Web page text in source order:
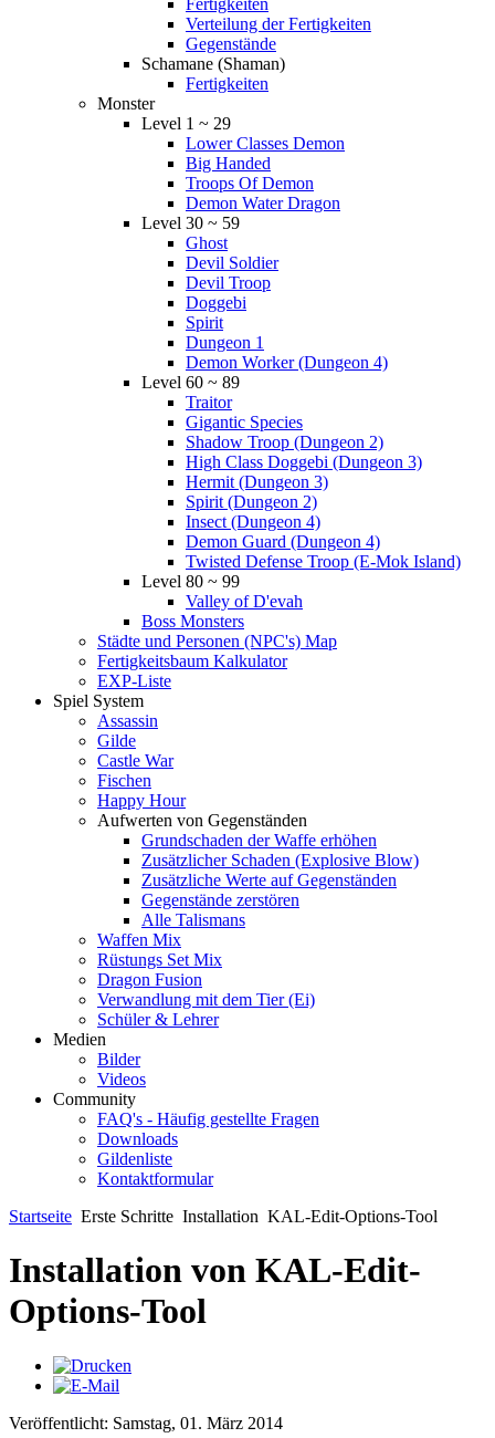
Fertigkeiten
Verteilung der Fertigkeiten
Gegenstände
Schamane (Shaman)
Fertigkeiten
Monster
Level 1 ~ 29
Lower Classes Demon
Big Handed
Troops Of Demon
Demon Water Dragon
Level 30 ~ 59
Ghost
Devil Soldier
Devil Troop
Doggebi
Spirit
Dungeon 1
Demon Worker (Dungeon 4)
Level 60 ~ 89
Traitor
Gigantic Species
Shadow Troop (Dungeon 2)
High Class Doggebi (Dungeon 3)
Hermit (Dungeon 3)
Spirit (Dungeon 2)
Insect (Dungeon 4)
Demon Guard (Dungeon 4)
Twisted Defense Troop (E-Mok Island)
Level 80 ~ 99
Valley of D'evah
Boss Monsters
Städte und Personen (NPC's) Map
Fertigkeitsbaum Kalkulator
EXP-Liste
Spiel System
Assassin
Gilde
Castle War
Fischen
Happy Hour
Aufwerten von Gegenständen
Grundschaden der Waffe erhöhen
Zusätzlicher Schaden (Explosive Blow)
Zusätzliche Werte auf Gegenständen
Gegenstände zerstören
Alle Talismans
Waffen Mix
Rüstungs Set Mix
Dragon Fusion
Verwandlung mit dem Tier (Ei)
Schüler & Lehrer
Medien
Bilder
Videos
Community
FAQ's - Häufig gestellte Fragen
Downloads
Gildenliste
Kontaktformular
Startseite Erste Schritte Installation KAL-Edit-Options-Tool
Installation von KAL-Edit-
Options-Tool
Veröffentlicht: Samstag, 01. März 2014